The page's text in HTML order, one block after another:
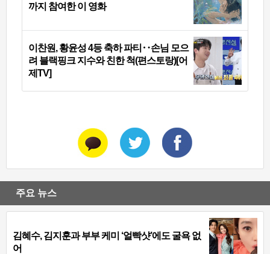
까지 참여한 이 영화
이찬원, 황윤성 4등 축하 파티‥손님 모으
려 블랙핑크 지수와 친한 척(편스토랑)[어
제TV]
주요 뉴스
김혜수, 김지훈과 부부 케미 ‘얼빡샷’에도 굴욕 없
어